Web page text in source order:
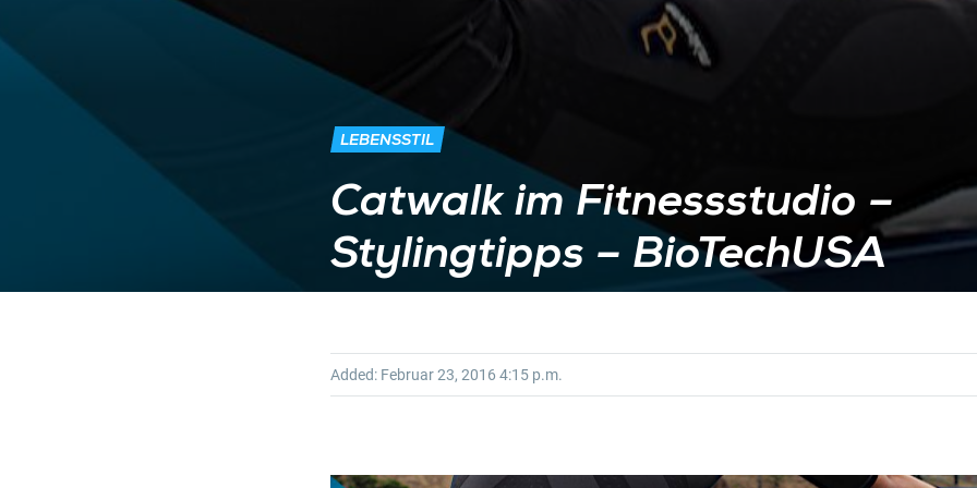
LEBENSSTIL
Catwalk im Fitnessstudio –
Stylingtipps – BioTechUSA
Added: Februar 23, 2016 4:15 p.m.